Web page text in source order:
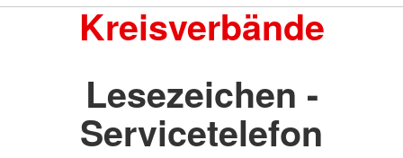
Kreisverbände
Lesezeichen -
Servicetelefon